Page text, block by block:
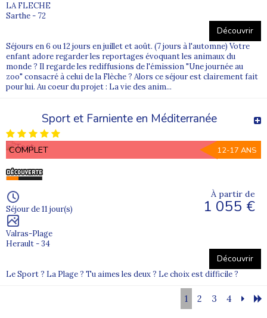
LA FLECHE
Sarthe - 72
Découvrir
Séjours en 6 ou 12 jours en juillet et août. (7 jours à l'automne) Votre
enfant adore regarder les reportages évoquant les animaux du
monde ? Il regarde les rediffusions de l'émission "Une journée au
zoo" consacré à celui de la Flèche ? Alors ce séjour est clairement fait
pour lui. Au coeur du projet : La vie des anim...
Sport et Farniente en Méditerranée
COMPLET 12-17 ANS
Séjour de 11 jour(s)
Valras-Plage
Herault - 34
À partir de
1 055 €
Découvrir
Le Sport ? La Plage ? Tu aimes les deux ? Le choix est difficile ?
1 2 3 4